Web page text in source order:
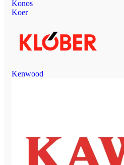
Konos
Koer
Kenwood